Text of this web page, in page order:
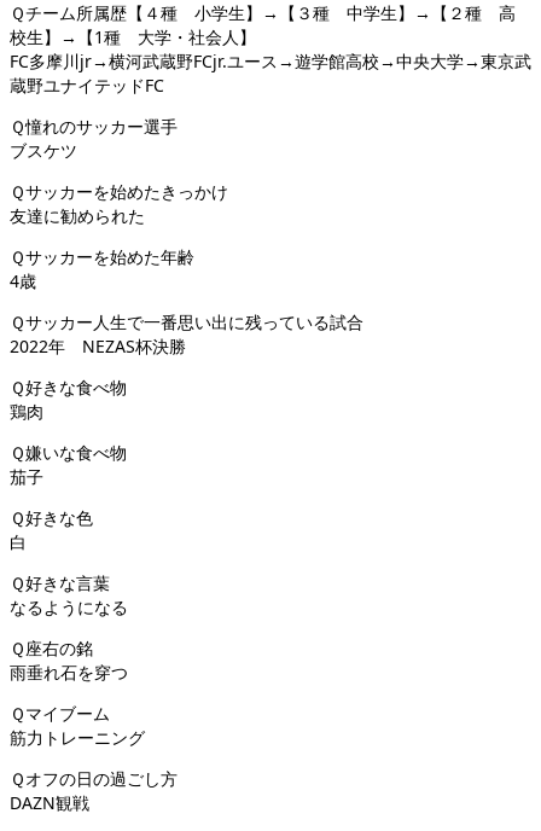
Ｑチーム所属歴【４種 小学生】→【３種 中学生】→【２種 高
校生】→【1種 大学・社会人】
FC多摩川jr→横河武蔵野FCjr.ユース→遊学館高校→中央大学→東京武
蔵野ユナイテッドFC
Ｑ憧れのサッカー選手
ブスケツ
Ｑサッカーを始めたきっかけ
友達に勧められた
Ｑサッカーを始めた年齢
4歳
Ｑサッカー人生で一番思い出に残っている試合
2022年 NEZAS杯決勝
Ｑ好きな食べ物
鶏肉
Ｑ嫌いな食べ物
茄子
Ｑ好きな色
白
Ｑ好きな言葉
なるようになる
Ｑ座右の銘
雨垂れ石を穿つ
Ｑマイブーム
筋力トレーニング
Ｑオフの日の過ごし方
DAZN観戦